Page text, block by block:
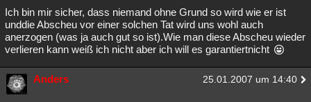
Ich bin mir sicher, dass niemand ohne Grund so wird wie er ist
unddie Abscheu vor einer solchen Tat wird uns wohl auch
anerzogen (was ja auch gut so ist).Wie man diese Abscheu wieder
verlieren kann weiß ich nicht aber ich will es garantiertnicht
Anders 25.01.2007 um 14:40